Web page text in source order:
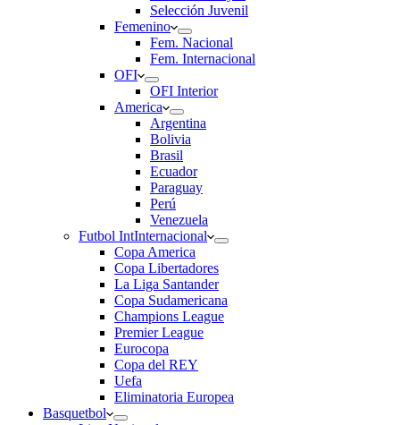
Selección Juvenil
Femenino
Fem. Nacional
Fem. Internacional
OFI
OFI Interior
America
Argentina
Bolivia
Brasil
Ecuador
Paraguay
Perú
Venezuela
Futbol IntInternacional
Copa America
Copa Libertadores
La Liga Santander
Copa Sudamericana
Champions League
Premier League
Eurocopa
Copa del REY
Uefa
Eliminatoria Europea
Basquetbol